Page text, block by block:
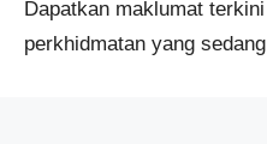
Dapatkan maklumat
perkhidmatan yang